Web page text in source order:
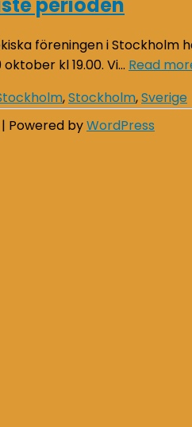
föreningen i Stockholm
kl 19.00. Vi… Read
,Stockholm,Sverige
Powered byWordPress